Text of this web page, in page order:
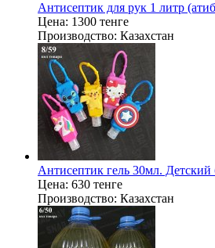
Антисептик для рук 1 литр
Цена: 1300 тенге
Производство: Казахстан
Антисептик гель 30мл. Детский
Цена: 630 тенге
Производство: Казахстан